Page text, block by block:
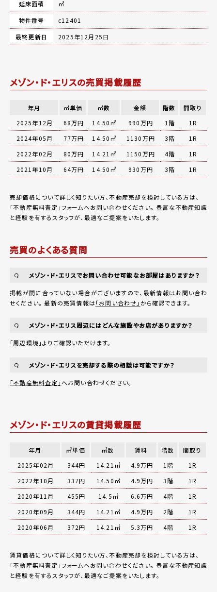
延床面積
㎡
物件番号
c12401
最終更新日
2025年12月25日
メゾン・ド・エリスの売買掲載履歴
年月 ㎡単価 ㎡数 金額 階数
間取り
2025年12月
68万円 14.50㎡ 990万円 1階
1R
2024年05月
77万円 14.50㎡ 1130万円 3階
1R
2022年02月
80万円 14.21㎡ 1150万円 4階
1R
2021年10月
64万円 14.50㎡ 930万円 3階 1R
売却価格について詳しく知りたい方、不動産売却を検討している方は、
「不動産無料査定 」フォームへお問い合わせください。 豊富な不動産知識
と経験を有するスタッフが、最適なご提案をいたします。
売買のよくある質問
Q メゾン・ド・エリスでお問い合わせ可能なお部屋はありますか？
掲載が間に合っていない場合がございますので、最新情報はお問い合わ
せください。 最新の売買情報は「お問い合わせ」 から確認できます。
Q メゾン・ド・エリス周辺にはどんな施設やお店がありますか？
「周辺環境」よりご確認いただけます。
Q メゾン・ド・エリスを売却する際の相談は可能ですか？
「不動産無料査定」へお問い合わせください。
メゾン・ド・エリスの賃貸掲載履歴
年月 ㎡単価 ㎡数 賃料 階数
間取り
2025年02月
344円 14.21㎡ 4.9万円 1階
1R
2022年10月
337円 14.50㎡ 4.9万円 3階
1R
2020年11月
455円 14.5㎡ 6.6万円 4階
1R
2020年09月
344円 14.21㎡ 4.9万円 2階
1R
2020年06月
372円 14.21㎡ 5.3万円 4階 1R
賃貸価格について詳しく知りたい方、不動産売却を検討している方は、
「不動産無料査定 」フォームへお問い合わせください。 豊富な不動産知識
と経験を有するスタッフが、最適なご提案をいたします。